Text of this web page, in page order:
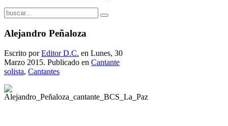
Alejandro Peñaloza
Escrito porEditor D.C. en Lunes, 30
Marzo 2015. Publicado en Cantante
solista, Cantantes